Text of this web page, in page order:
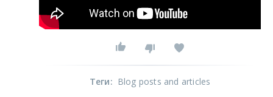
Теги: Blog posts and articles